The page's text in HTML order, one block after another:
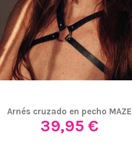
Arnés cruzado en pecho MAZE
39,95 €